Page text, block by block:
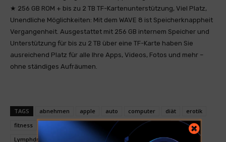
★ 256 GB ROM + bis zu 2 TB TF-Kartenunterstützung, Viel Platz,
Unendliche Möglichkeiten: Mit dem WAVE 8 ist Speicherknappheit
Vergangenheit. Ausgestattet mit 256 GB internem Speicher und
Unterstützung für bis zu 2 TB über eine TF-Karte haben Sie
ausreichend Platz für alle Ihre Apps, Videos, Fotos und mehr –
ohne ständiges Aufräumen.
TAGS abnehmen apple auto computer diät
erotik
fitness
Gewichtsverlust
Lymphdrainage
parfüm
samsung